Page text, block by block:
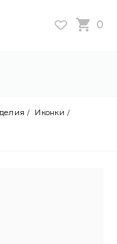
0
Иконки